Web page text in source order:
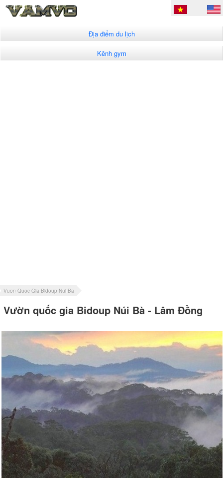
Địa điểm du lịch
Kênh gym
Vuon Quoc Gia Bidoup Nui Ba
Vườn quốc gia Bidoup Núi Bà - Lâm Đồng